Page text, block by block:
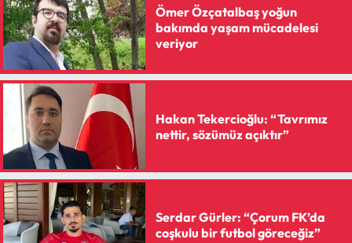
Ömer Özçatalbaş yoğun
bakımda yaşam mücadelesi
veriyor
Hakan Tekercioğlu: “Tavrımız
nettir, sözümüz açıktır”
Serdar Gürler: “Çorum FK’da
coşkulu bir futbol göreceğiz”
Siyaset
Spor
Sungurlu Haberleri
Turizm
Uğurludağ Haberleri
Yaşam